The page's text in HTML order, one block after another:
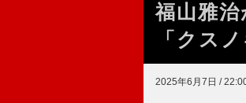
福山雅
「クス
2025年6月7日 /